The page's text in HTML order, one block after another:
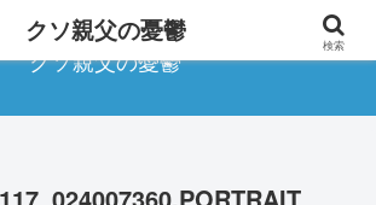
クソ親父の憂鬱
クソ親父の憂鬱 検索